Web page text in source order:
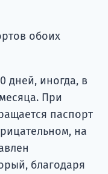
обоих
дней, иногда, в
При
паспорт
на
благодаря